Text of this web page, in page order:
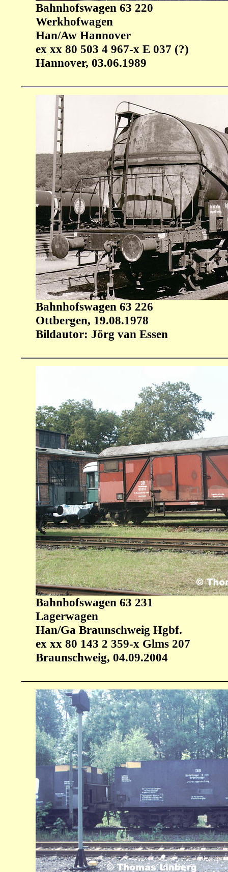
Bahnhofswagen 63 220
Werkhofwagen
Han/Aw Hannover
ex xx 80 503 4 967-x E 037 (?)
Hannover, 03.06.1989
Bahnhofswagen 63 226
Ottbergen, 19.08.1978
Bildautor: Jörg van Essen
Bahnhofswagen 63 231
Lagerwagen
Han/Ga Braunschweig Hgbf.
ex xx 80 143 2 359-x Glms 207
Braunschweig, 04.09.2004